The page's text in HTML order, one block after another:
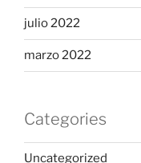
julio 2022
marzo 2022
Categories
Uncategorized